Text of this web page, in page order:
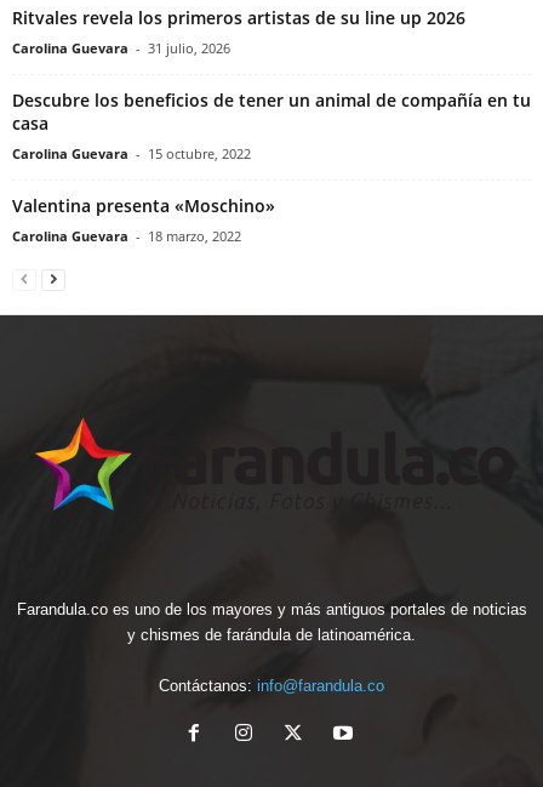
Ritvales revela los primeros artistas de su line up 2026
Carolina Guevara - 31 julio, 2026
Descubre los beneficios de tener un animal de compañía en tu
casa
Carolina Guevara - 15 octubre, 2022
Valentina presenta «Moschino»
Carolina Guevara - 18 marzo, 2022
Farandula.co es uno de los mayores y más antiguos portales de noticias
y chismes de farándula de latinoamérica.
Contáctanos: info@farandula.co